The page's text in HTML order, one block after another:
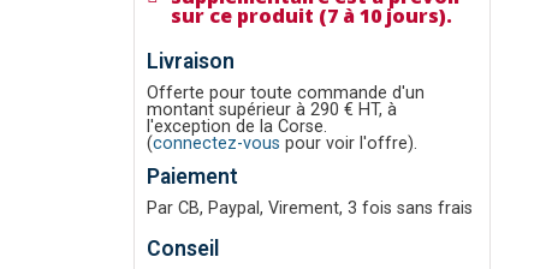
sur ce produit (7 à 10 jours).
Livraison
Offerte pour toute commande d'un
montant supérieur à 290 € HT, à
l'exception de la Corse.
(connectez-vous pour voir l'offre).
Paiement
Par CB, Paypal, Virement, 3 fois sans frais
Conseil